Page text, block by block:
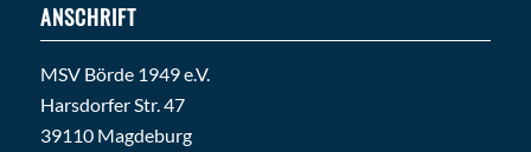
ANSCHRIFT
MSV Börde 1949 e.V.
Harsdorfer Str. 47
39110 Magdeburg